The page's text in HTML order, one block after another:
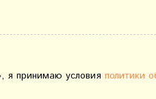
я принимаю условия политики